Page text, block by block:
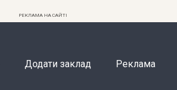
РЕКЛАМА НА САЙТІ
Додати заклад Реклама